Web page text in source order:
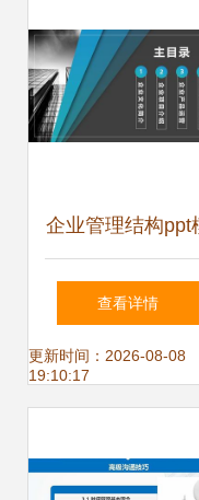
企业管理结构ppt
板
查看详情
更新时间：2026-08-08
19:10:17